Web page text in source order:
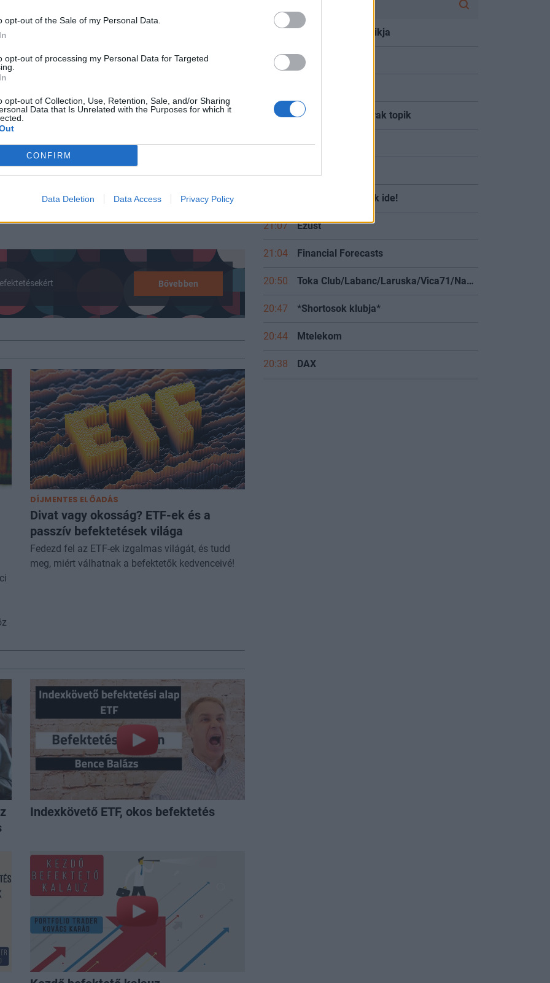
opt-out of the Sale of my Personal Data.
opt-out of processing my Personal Data for Targeted
opt-out of Collection, Use, Retention, Sale, and/or Sharing
Data that Is Unrelated with the Purposes for which it
CONFIRM
Data Deletion Data Access Privacy Policy
elérhetőségének részbeni vagy teljes hiányáért,
Net Média Zrt. csak akkor felel, hogy ha az kifejezetten és
bekövetkezett szolgáltatás-zavarért a felelősségét
az információhoz való jogosulatlan hozzáférésből vagy az
károkért. Az előbbiekben megjelölt, illetve jogszerűen
követni.
Bővebben
DÍJMENTES ELŐADÁS
Divat vagy okosság? ETF-ek és a
passzív befektetések világa
Fedezd fel az ETF-ek izgalmas világát, és tudd
meg, miért válhatnak a befektetők kedvenceivé!
Indexkövető ETF, okos befektetés
04:20 MOLly tulajok topikja
03:04 Opus real.
22:58 Lakás/Ingatlan árak topik
22:26 4IG részvény
OTP részvényesek ide!
21:07 Ezüst
21:04 Financial Forecasts
20:50 Toka Club/Labanc/Laruska/Vica71/Nacky/Bpali/Oldrider/Josefernando/Mcbull/Kawaszabi
20:47 *Shortosok klubja*
20:44 Mtelekom
20:38 DAX